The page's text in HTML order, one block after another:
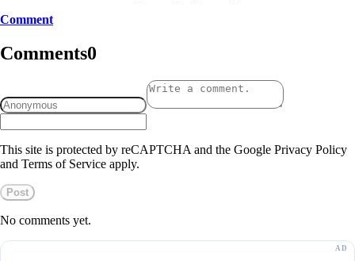
Comment
Comments0
This site is protected by reCAPTCHA and the Google Privacy Policy
and Terms of Service apply.
Post
No comments yet.